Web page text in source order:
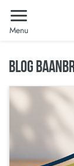
Menu
BLOG